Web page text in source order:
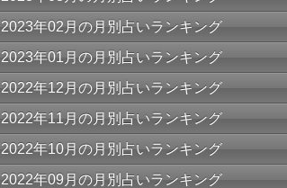
2023年02月の月別占いランキング
2023年01月の月別占いランキング
2022年12月の月別占いランキング
2022年11月の月別占いランキング
2022年10月の月別占いランキング
2022年09月の月別占いランキング